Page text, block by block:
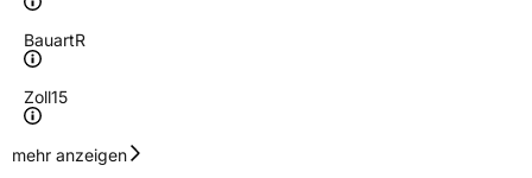
BauartR
Zoll15
Geschwindigkeitsindex
mehr anzeigen